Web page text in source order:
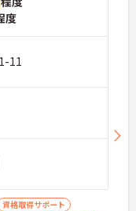
度
11
資格取得サポート